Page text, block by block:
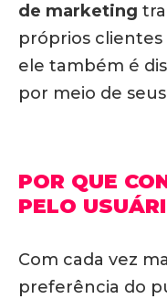
de marketing
próprios
ele também é
por meio de
POR QUE
PELO
Com cada vez
preferência do